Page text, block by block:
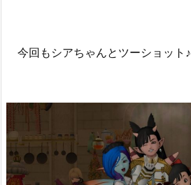
今回もシアちゃんとツーショット♪